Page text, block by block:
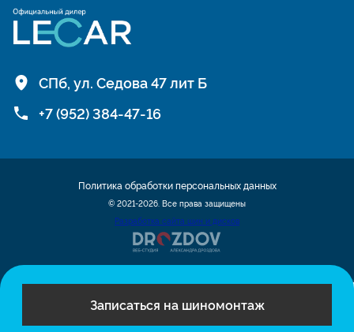
Записаться на шиномонтаж
СПб, ул. Седова 47 лит Б
+7 (952) 384-47-16
© 2021-2026. Все права защищены
Разработка сайта шин и дисков
Политика обработки персональных данных